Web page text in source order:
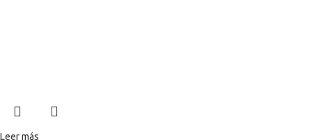
Leer más